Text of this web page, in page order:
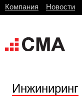
Компания Новости
Инжиниринг